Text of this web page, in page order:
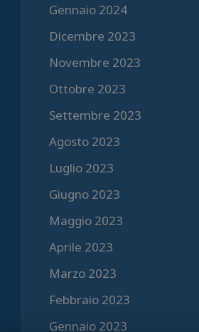
Gennaio 2024
Dicembre 2023
Novembre 2023
Ottobre 2023
Settembre 2023
Agosto 2023
Luglio 2023
Giugno 2023
Maggio 2023
Aprile 2023
Marzo 2023
Febbraio 2023
Gennaio 2023